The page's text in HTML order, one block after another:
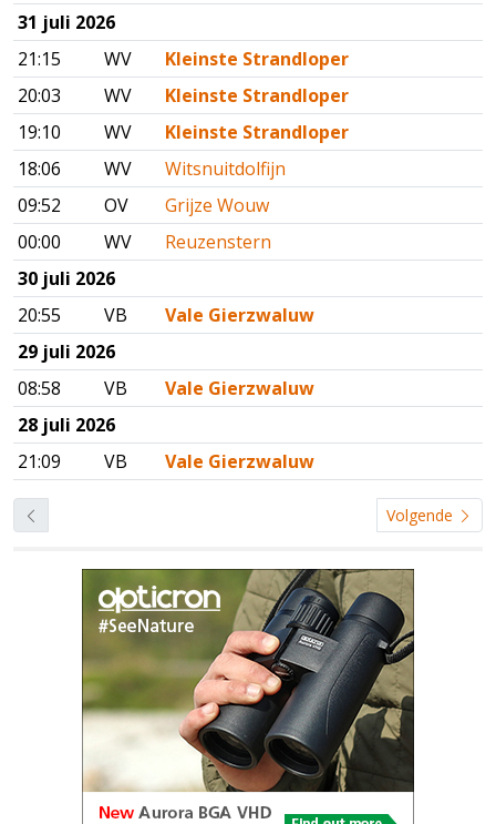
31 juli 2026
21:15
WV
Kleinste Strandloper
20:03
WV
Kleinste Strandloper
19:10
WV
Kleinste Strandloper
18:06
WV
Witsnuitdolfijn
09:52
OV
Grijze Wouw
00:00
WV
Reuzenstern
30 juli 2026
20:55
VB
Vale Gierzwaluw
29 juli 2026
08:58
VB
Vale Gierzwaluw
28 juli 2026
21:09
VB Vale Gierzwaluw
Volgende